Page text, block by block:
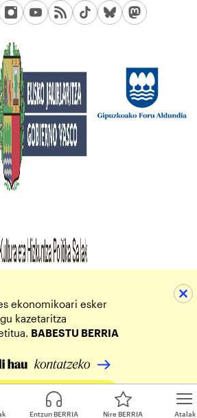
Atalak
Entzun BERRIA Nire BERRIA
ekonomikoari esker
kazetaritza
BABESTU BERRIA
zure ekarpena